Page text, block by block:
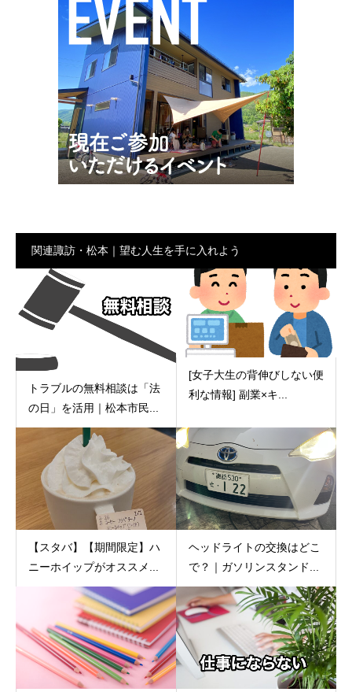
関連諏訪・松本｜望む人生を手に入れよう
トラブルの無料相談は「法
の日」を活用｜松本市民...
[女子大生の背伸びしない便
利な情報] 副業×キ...
【スタバ】【期間限定】ハ
ニーホイップがオススメ...
ヘッドライトの交換はどこ
で？｜ガソリンスタンド...